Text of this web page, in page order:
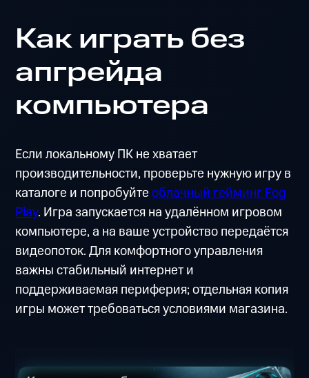
Как играть без
апгрейда
компьютера
Если локальному ПК не хватает
производительности, проверьте нужную игру в
каталоге и попробуйтеоблачный гейминг Fog
Play. Игра запускается на удалённом игровом
компьютере, а на ваше устройство передаётся
видеопоток. Для комфортного управления
важны стабильный интернет и
поддерживаемая периферия; отдельная копия
игры может требоваться условиями магазина.